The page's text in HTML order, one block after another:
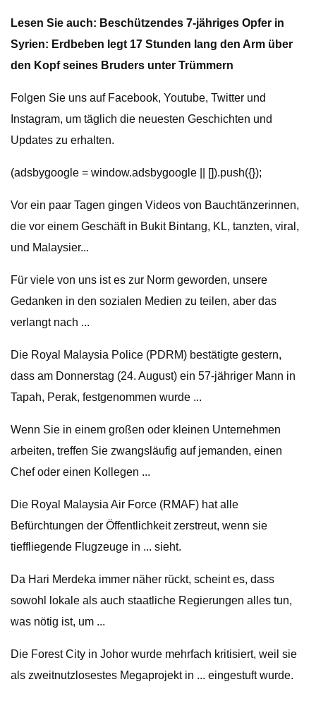
Lesen Sie auch: Beschützendes 7-jähriges Opfer in
Syrien: Erdbeben legt 17 Stunden lang den Arm über
den Kopf seines Bruders unter Trümmern
Folgen Sie uns auf Facebook, Youtube, Twitter und
Instagram, um täglich die neuesten Geschichten und
Updates zu erhalten.
(adsbygoogle = window.adsbygoogle || []).push({});
Vor ein paar Tagen gingen Videos von Bauchtänzerinnen,
die vor einem Geschäft in Bukit Bintang, KL, tanzten, viral,
und Malaysier...
Für viele von uns ist es zur Norm geworden, unsere
Gedanken in den sozialen Medien zu teilen, aber das
verlangt nach ...
Die Royal Malaysia Police (PDRM) bestätigte gestern,
dass am Donnerstag (24. August) ein 57-jähriger Mann in
Tapah, Perak, festgenommen wurde ...
Wenn Sie in einem großen oder kleinen Unternehmen
arbeiten, treffen Sie zwangsläufig auf jemanden, einen
Chef oder einen Kollegen ...
Die Royal Malaysia Air Force (RMAF) hat alle
Befürchtungen der Öffentlichkeit zerstreut, wenn sie
tieffliegende Flugzeuge in ... sieht.
Da Hari Merdeka immer näher rückt, scheint es, dass
sowohl lokale als auch staatliche Regierungen alles tun,
was nötig ist, um ...
Die Forest City in Johor wurde mehrfach kritisiert, weil sie
als zweitnutzlosestes Megaprojekt in ... eingestuft wurde.